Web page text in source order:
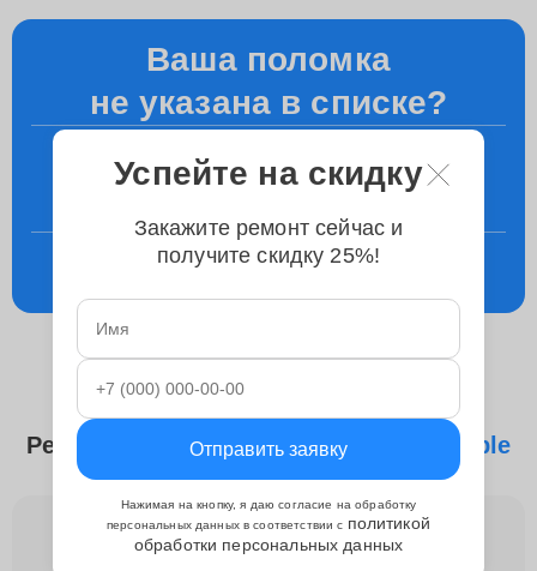
Ваша поломка
не указана в списке?
+7 (800) 100-49-87
Консультацияв телеграм
Ремонтируем следующие модели Apple
Успейте на скидку
Закажите ремонт сейчас и
получите скидку 25%!
Отправить заявку
Нажимая на кнопку, я даю согласие на обработку
персональных данных в соответствии с политикой
обработки персональных данных